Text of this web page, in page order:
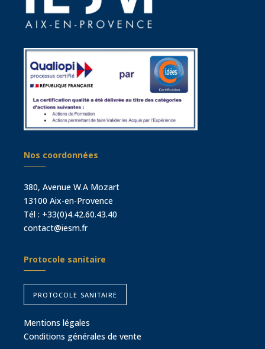
Nos coordonnées
380, Avenue W.A Mozart
13100 Aix-en-Provence
Tél : +33(0)4.42.60.43.40
contact@iesm.fr
Protocole sanitaire
protocole sanitaire
Mentions légales
Conditions générales de vente